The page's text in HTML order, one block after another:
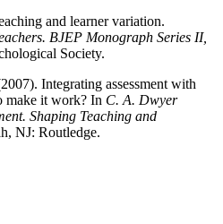
and learner variation.
BJEP Monograph Series II,
Society.
Integrating assessment with
make it work? In C. A. Dwyer
Shaping Teaching and
NJ: Routledge.